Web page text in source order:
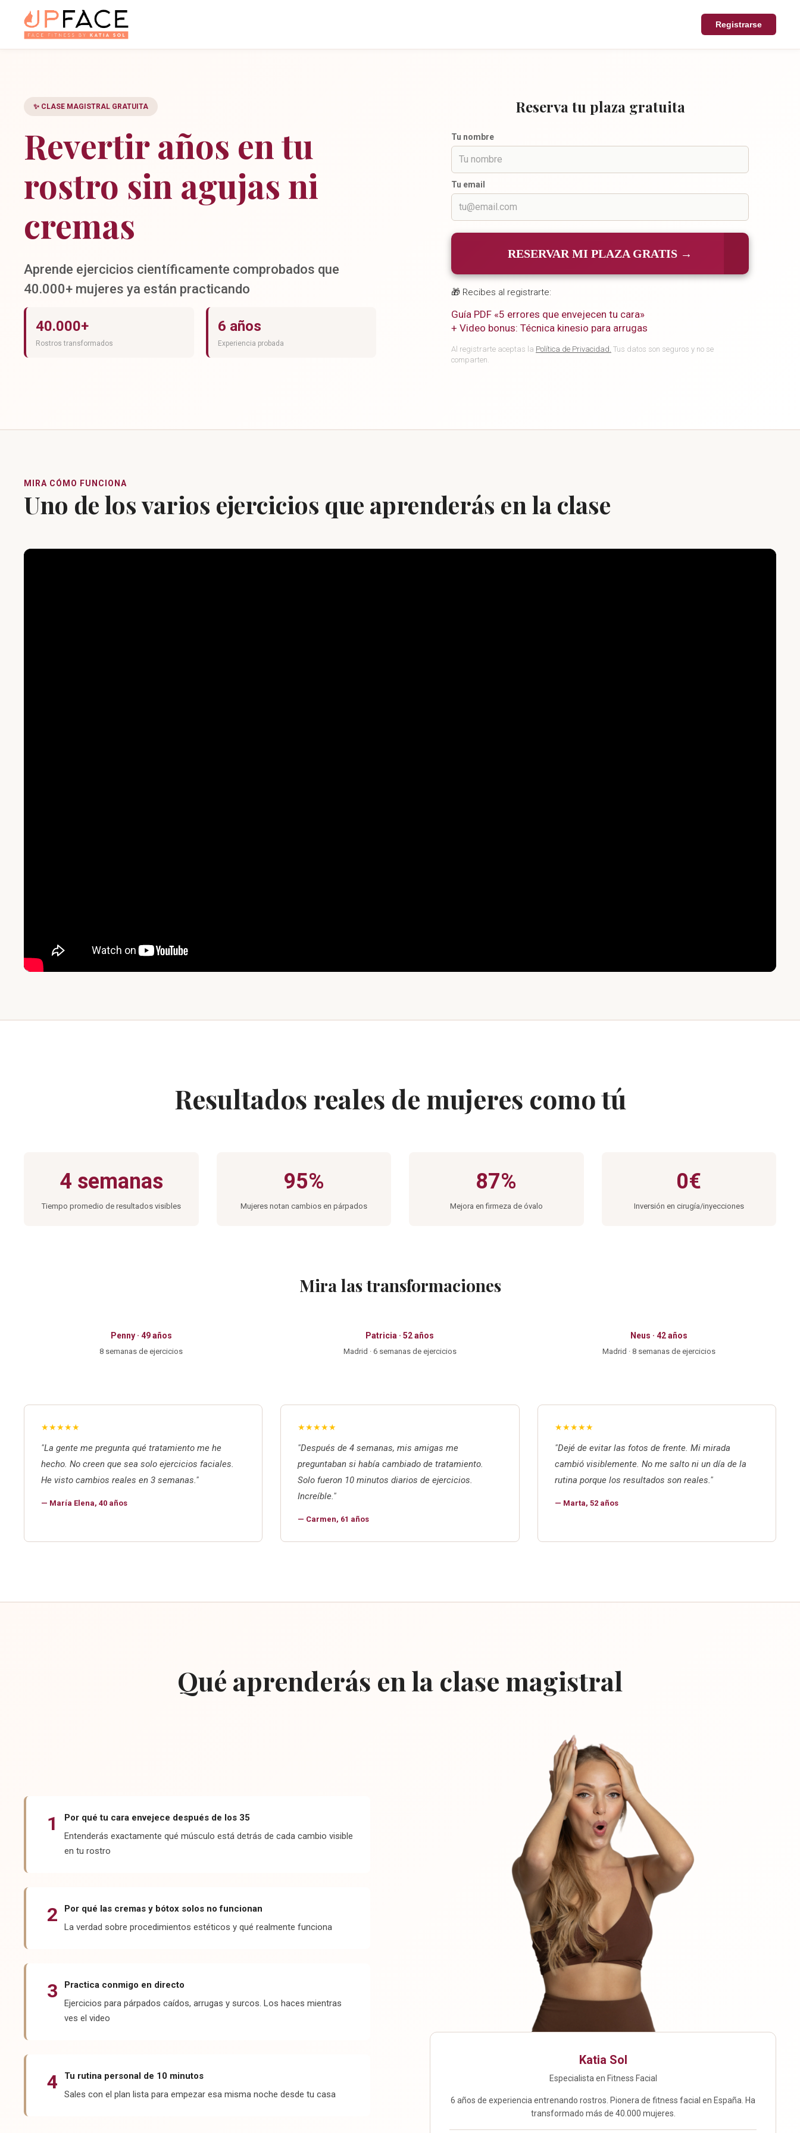
Registrarse
✨ CLASE MAGISTRAL GRATUITA
Revertir años en tu
rostro sin agujas ni
cremas
Aprende ejercicios científicamente comprobados que
40.000+ mujeres ya están practicando
40.000+
Rostros transformados
6 años
Experiencia probada
Reserva tu plaza gratuita
Tu nombre
Tu email
RESERVAR MI PLAZA GRATIS →
🎁 Recibes al registrarte:
Guía PDF «5 errores que envejecen tu cara»
+ Video bonus: Técnica kinesio para arrugas
Al registrarte aceptas la Política de Privacidad. Tus datos son seguros y no se
comparten.
MIRA CÓMO FUNCIONA
Uno de los varios ejercicios que aprenderás en la clase
Resultados reales de mujeres como tú
4 semanas
Tiempo promedio de resultados visibles
95%
Mujeres notan cambios en párpados
87%
Mejora en firmeza de óvalo
0€
Inversión en cirugía/inyecciones
Mira las transformaciones
Penny · 49 años
8 semanas de ejercicios
Patricia · 52 años
Madrid · 6 semanas de ejercicios
Neus · 42 años
Madrid · 8 semanas de ejercicios
★★★★★
"La gente me pregunta qué tratamiento me he
hecho. No creen que sea solo ejercicios faciales.
He visto cambios reales en 3 semanas."
— María Elena, 40 años
★★★★★
"Después de 4 semanas, mis amigas me
preguntaban si había cambiado de tratamiento.
Solo fueron 10 minutos diarios de ejercicios.
Increíble."
— Carmen, 61 años
★★★★★
"Dejé de evitar las fotos de frente. Mi mirada
cambió visiblemente. No me salto ni un día de la
rutina porque los resultados son reales."
— Marta, 52 años
Qué aprenderás en la clase magistral
1
Por qué tu cara envejece después de los 35
Entenderás exactamente qué músculo está detrás de cada cambio visible
en tu rostro
2
Por qué las cremas y bótox solos no funcionan
La verdad sobre procedimientos estéticos y qué realmente funciona
3
Practica conmigo en directo
Ejercicios para párpados caídos, arrugas y surcos. Los haces mientras
ves el video
4
Tu rutina personal de 10 minutos
Sales con el plan lista para empezar esa misma noche desde tu casa
Katia Sol
Especialista en Fitness Facial
6 años de experiencia entrenando rostros. Pionera de fitness facial en España. Ha
transformado más de 40.000 mujeres.